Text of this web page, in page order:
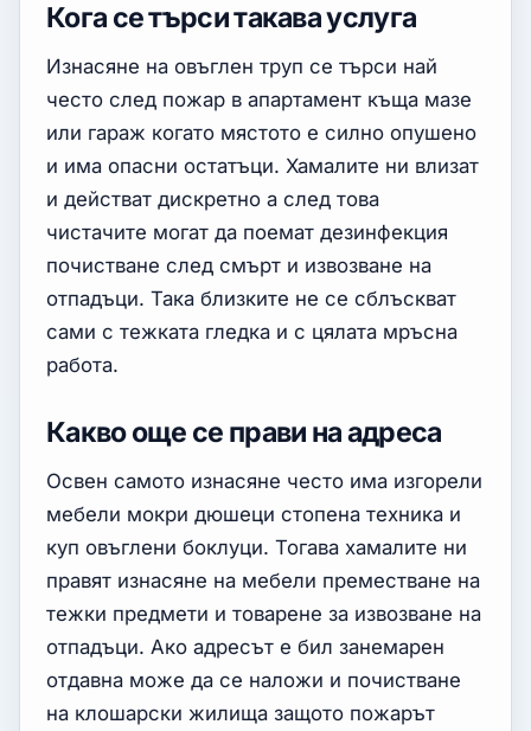
Кога се търси такава услуга
Изнасяне на овъглен труп се търси най
често след пожар в апартамент къща мазе
или гараж когато мястото е силно опушено
и има опасни остатъци. Хамалите ни влизат
и действат дискретно а след това
чистачите могат да поемат дезинфекция
почистване след смърт и извозване на
отпадъци. Така близките не се сблъскват
сами с тежката гледка и с цялата мръсна
работа.
Какво още се прави на адреса
Освен самото изнасяне често има изгорели
мебели мокри дюшеци стопена техника и
куп овъглени боклуци. Тогава хамалите ни
правят изнасяне на мебели преместване на
тежки предмети и товарене за извозване на
отпадъци. Ако адресът е бил занемарен
отдавна може да се наложи и почистване
на клошарски жилища защото пожарът